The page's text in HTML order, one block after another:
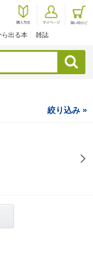
ら出る本 雑誌
検索
絞り込み »